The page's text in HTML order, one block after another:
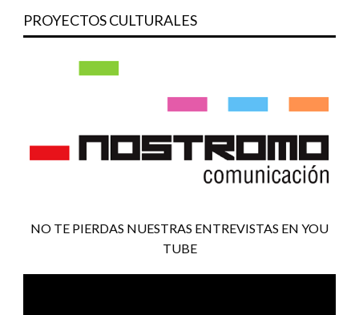
PROYECTOS CULTURALES
NO TE PIERDAS NUESTRAS ENTREVISTAS EN YOU
TUBE